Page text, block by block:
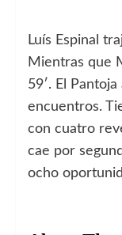
Luís Espinal
Mientras que
59′. El
encuentros.
con cuatro
cae por
ocho